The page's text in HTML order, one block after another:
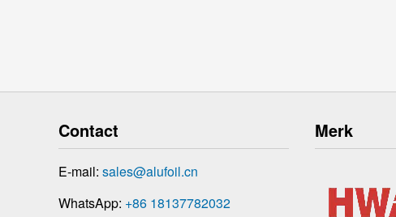
Contact
E-mail: sales@alufoil.cn
WhatsApp: +86 18137782032
Merk